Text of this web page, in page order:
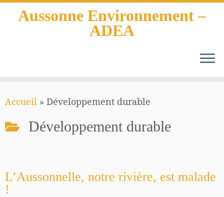
au
Aussonne Environnement –
ADEA
Accueil » Développement durable
Développement durable
L’Aussonnelle, notre rivière, est malade
!